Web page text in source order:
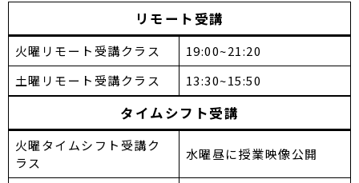
リモート受講
火曜リモート受講クラス
19:00~21:20
土曜リモート受講クラス
13:30~15:50
タイムシフト受講
火曜タイムシフト受講ク
ラス
水曜昼に授業映像公開